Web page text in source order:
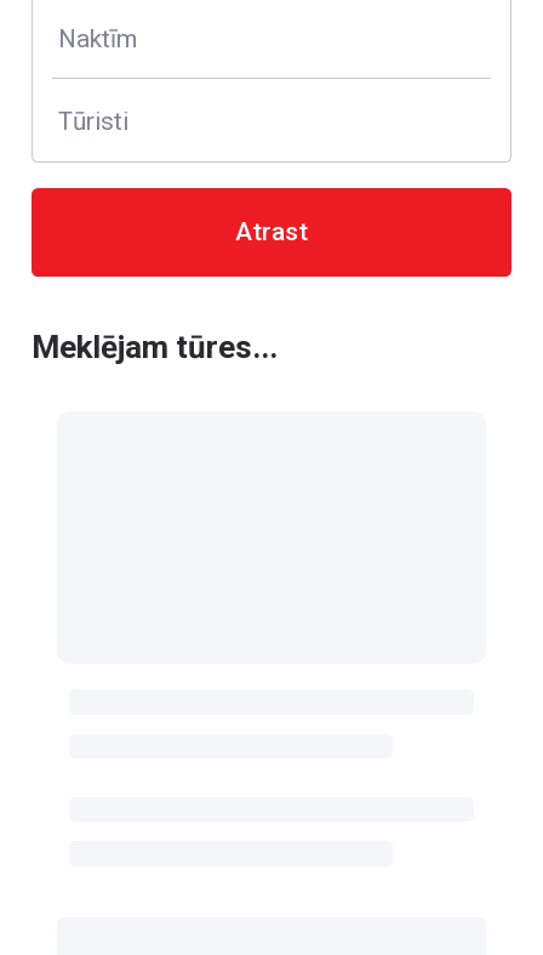
Naktīm
Tūristi
Atrast
Meklējam tūres...